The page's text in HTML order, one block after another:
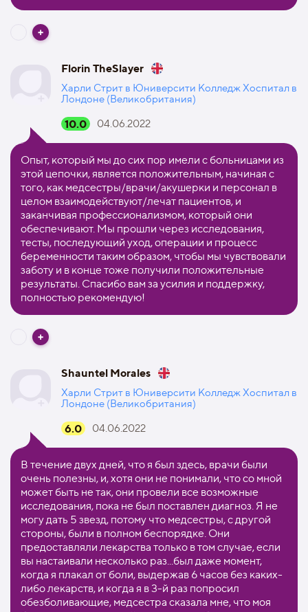
Florin TheSlayer
Харли Стрит в Юниверсити Колледж Хоспитал в
Лондоне (Великобритания)
10.0 04.06.2022
Опыт, который мы до сих пор имели с больницами из
этой цепочки, является положительным, начиная с
того, как медсестры/врачи/акушерки и персонал в
целом взаимодействуют/лечат пациентов, и
заканчивая профессионализмом, который они
обеспечивают. Мы прошли через исследования,
тесты, последующий уход, операции и процесс
беременности таким образом, чтобы мы чувствовали
заботу и в конце тоже получили положительные
результаты. Спасибо вам за усилия и поддержку,
полностью рекомендую!
Shauntel Morales
Харли Стрит в Юниверсити Колледж Хоспитал в
Лондоне (Великобритания)
6.0 04.06.2022
В течение двух дней, что я был здесь, врачи были
очень полезны, и, хотя они не понимали, что со мной
может быть не так, они провели все возможные
исследования, пока не был поставлен диагноз. Я не
могу дать 5 звезд, потому что медсестры, с другой
стороны, были в полном беспорядке. Они
предоставляли лекарства только в том случае, если
вы настаивали несколько раз...был даже момент,
когда я плакал от боли, выдержав 6 часов без каких-
либо лекарств, и когда я в 3-й раз попросил
обезболивающие, медсестра сказала мне, что моя